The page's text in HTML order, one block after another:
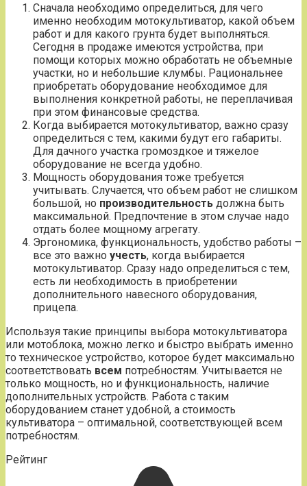
Сначала необходимо определиться, для чего
именно необходим мотокультиватор, какой объем
работ и для какого грунта будет выполняться.
Сегодня в продаже имеются устройства, при
помощи которых можно обработать не объемные
участки, но и небольшие клумбы. Рациональнее
приобретать оборудование необходимое для
выполнения конкретной работы, не переплачивая
при этом финансовые средства.
Когда выбирается мотокультиватор, важно сразу
определиться с тем, какими будут его габариты.
Для дачного участка громоздкое и тяжелое
оборудование не всегда удобно.
Мощность оборудования тоже требуется
учитывать. Случается, что объем работ не слишком
большой, но производительность должна быть
максимальной. Предпочтение в этом случае надо
отдать более мощному агрегату.
Эргономика, функциональность, удобство работы –
все это важно учесть, когда выбирается
мотокультиватор. Сразу надо определиться с тем,
есть ли необходимость в приобретении
дополнительного навесного оборудования,
прицепа.
Используя такие принципы выбора мотокультиватора
или мотоблока, можно легко и быстро выбрать именно
то техническое устройство, которое будет максимально
соответствовать всем потребностям. Учитывается не
только мощность, но и функциональность, наличие
дополнительных устройств. Работа с таким
оборудованием станет удобной, а стоимость
культиватора – оптимальной, соответствующей всем
потребностям.
Рейтинг